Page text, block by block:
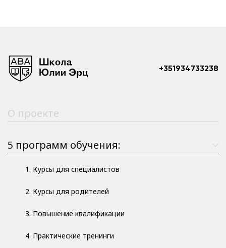
+351934733238
О проекте
5 программ обучения:
1. Курсы для специалистов
2. Курсы для родителей
3. Повышение квалификации
4. Практические тренинги